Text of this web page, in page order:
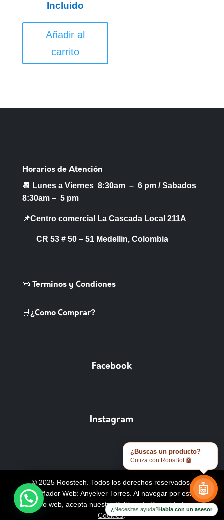
Incluido
Añadir al
carrito
Horarios de Atención
📆 Lunes a Viernes 8:30am – 6 pm /Sabados
8:30am – 5 pm
📌Centro comercial La Cascada Local 211A
CR 53 # 50 – 51 Medellin, Colombia
📜 Terminos y Condiones
🛒¿Como Comprar?
Facebook
Instagram
© 2025 Roostech. Todos los derechos reservados.
Diseñador Web: Anyelver Torres . Al navegar por este
sitio web, acepta nuestraPolítica de Privacidad y
Cookies.
¿Buscas un producto?
Cotiza con RoosBot 🤖
🤖
¿Necesitas ayuda?Habla con un asesor